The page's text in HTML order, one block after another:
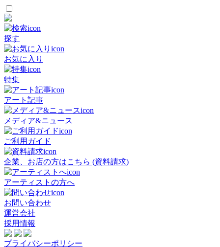
探す
お気に入り
特集
アート記事
メディア&ニュース
ご利用ガイド
企業、お店の方はこちら (資料請求)
アーティストの方へ
お問い合わせ
運営会社
採用情報
プライバシーポリシー